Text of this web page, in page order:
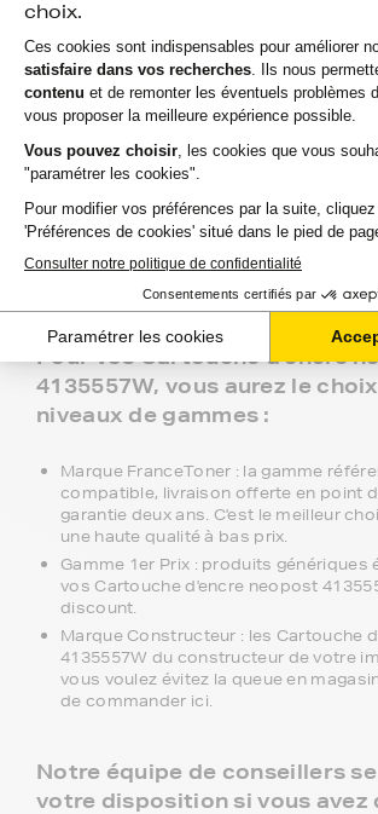
meilleur prix pour votre
Depuis 2000, FranceToner accompagne
professionnels avec ses Cartouche
équivalent à neopost 4135557W.
Recommandée à plus de 97% par nos 2
clients, FranceToner est la référence.
plus de 300 000 produits pour toutes les
Samsung, Konica-MInolta, Olivetti,
moins connues !
Pour vos Cartouche d'encre
4135557W, vous aurez le
niveaux de gammes :
Marque FranceToner : la gamme
compatible, livraison offerte en point
garantie deux ans. C'est le meilleur
une haute qualité à bas prix.
Gamme 1er Prix : produits génériques
vos Cartouche d'encre neopost
discount.
Marque Constructeur : les Cartouche
4135557W du constructeur de votre
vous voulez évitez la queue en
de commander ici.
Notre équipe de conseillers
votre disposition si vous avez